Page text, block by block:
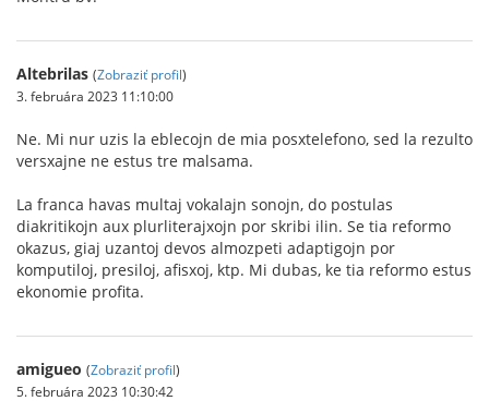
Altebrilas (Zobraziť profil)
3. februára 2023 11:10:00
Ne. Mi nur uzis la eblecojn de mia posxtelefono, sed la rezulto
versxajne ne estus tre malsama.
La franca havas multaj vokalajn sonojn, do postulas
diakritikojn aux plurliterajxojn por skribi ilin. Se tia reformo
okazus, giaj uzantoj devos almozpeti adaptigojn por
komputiloj, presiloj, afisxoj, ktp. Mi dubas, ke tia reformo estus
ekonomie profita.
amigueo (Zobraziť profil)
5. februára 2023 10:30:42